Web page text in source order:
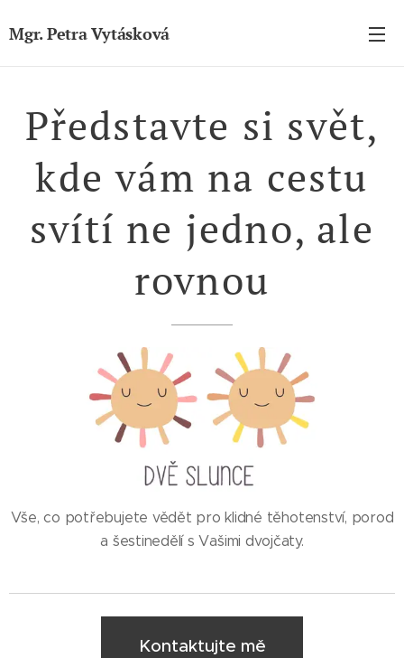
Mgr. Petra Vytásková
Představte si svět,
kde vám na cestu
svítí ne jedno, ale
rovnou
Vše, co potřebujete vědět pro klidné těhotenství, porod
a šestinedělí s Vašimi dvojčaty.
Kontaktujte mě